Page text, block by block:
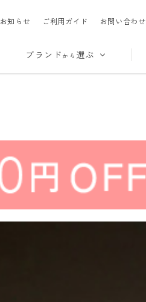
お知らせ ご利用ガイド お問い合わせ
ブランド から 選ぶ